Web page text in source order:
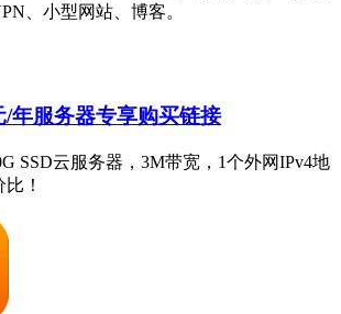
、小型网站、博客。
/年服务器专享购买链接
SSD云服务器，3M带宽，1个外网IPv4地
！